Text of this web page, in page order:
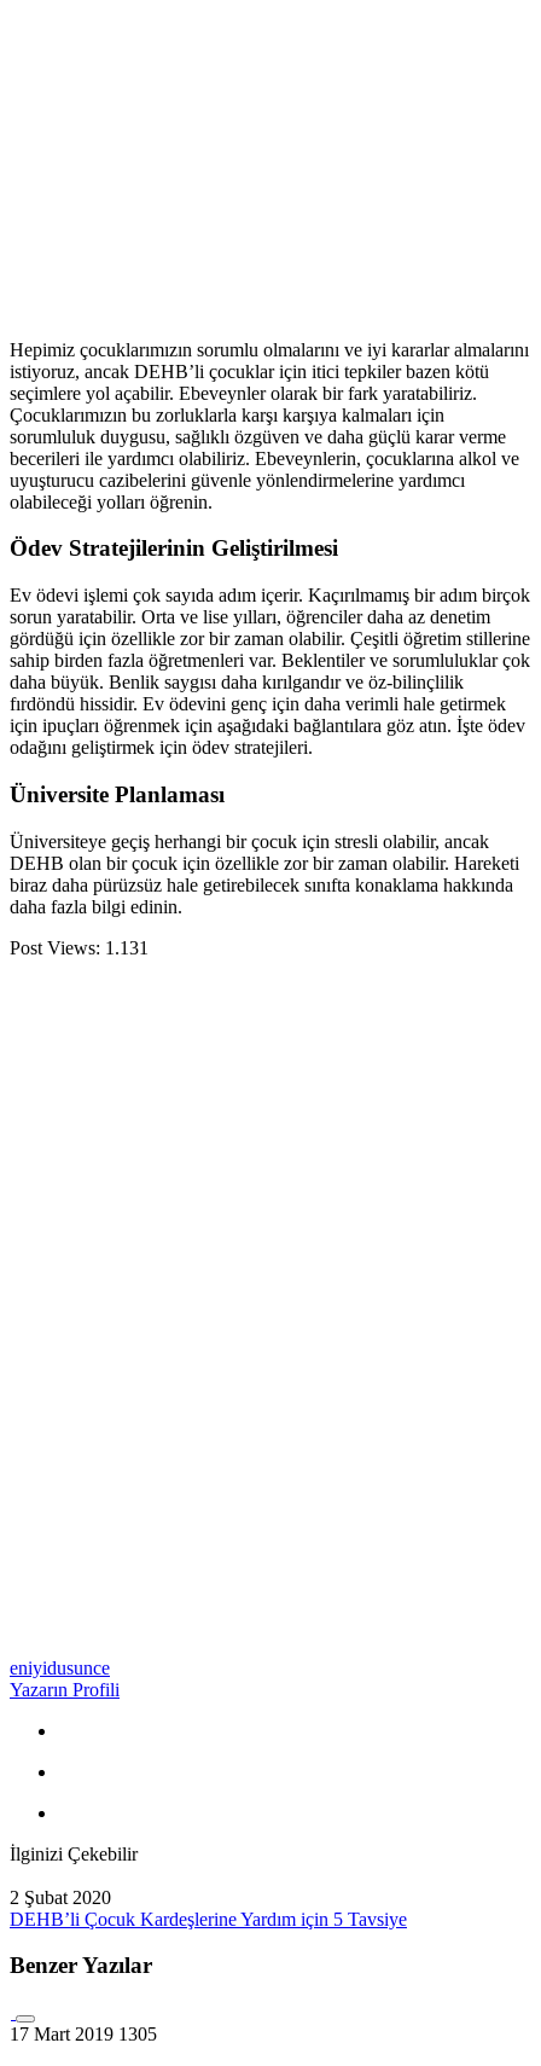
Hepimiz çocuklarımızın sorumlu olmalarını ve iyi kararlar almalarını
istiyoruz, ancak DEHB’li çocuklar için itici tepkiler bazen kötü
seçimlere yol açabilir. Ebeveynler olarak bir fark yaratabiliriz.
Çocuklarımızın bu zorluklarla karşı karşıya kalmaları için
sorumluluk duygusu, sağlıklı özgüven ve daha güçlü karar verme
becerileri ile yardımcı olabiliriz. Ebeveynlerin, çocuklarına alkol ve
uyuşturucu cazibelerini güvenle yönlendirmelerine yardımcı
olabileceği yolları öğrenin.
Ödev Stratejilerinin Geliştirilmesi
Ev ödevi işlemi çok sayıda adım içerir. Kaçırılmamış bir adım birçok
sorun yaratabilir. Orta ve lise yılları, öğrenciler daha az denetim
gördüğü için özellikle zor bir zaman olabilir. Çeşitli öğretim stillerine
sahip birden fazla öğretmenleri var. Beklentiler ve sorumluluklar çok
daha büyük. Benlik saygısı daha kırılgandır ve öz-bilinçlilik
fırdöndü hissidir. Ev ödevini genç için daha verimli hale getirmek
için ipuçları öğrenmek için aşağıdaki bağlantılara göz atın. İşte ödev
odağını geliştirmek için ödev stratejileri.
Üniversite Planlaması
Üniversiteye geçiş herhangi bir çocuk için stresli olabilir, ancak
DEHB olan bir çocuk için özellikle zor bir zaman olabilir. Hareketi
biraz daha pürüzsüz hale getirebilecek sınıfta konaklama hakkında
daha fazla bilgi edinin.
Post Views: 1.131
eniyidusunce
Yazarın Profili
İlginizi Çekebilir
2 Şubat 2020
DEHB’li Çocuk Kardeşlerine Yardım için 5 Tavsiye
Benzer Yazılar
17 Mart 2019 1305